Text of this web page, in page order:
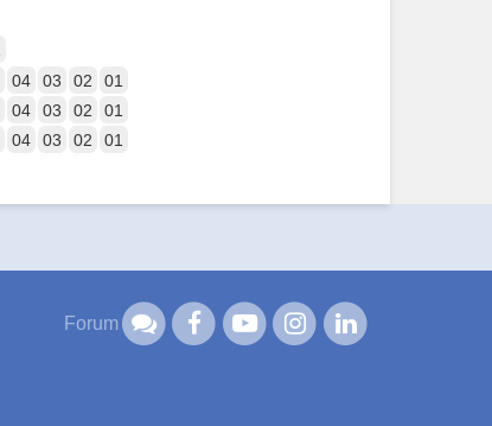
04 03 02 01
04 03 02 01
04 03 02
01
Forum